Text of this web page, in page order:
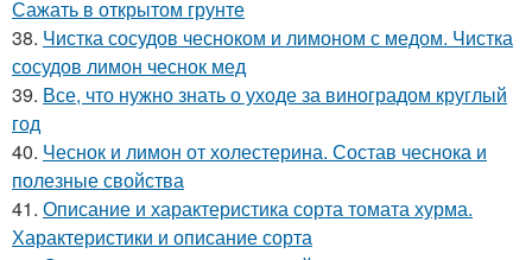
Сажать в открытом грунте
38. Чистка сосудов чесноком и лимоном с медом. Чистка
сосудов лимон чеснок мед
39. Все, что нужно знать о уходе за виноградом круглый
год
40. Чеснок и лимон от холестерина. Состав чеснока и
полезные свойства
41. Описание и характеристика сорта томата хурма.
Характеристики и описание сорта